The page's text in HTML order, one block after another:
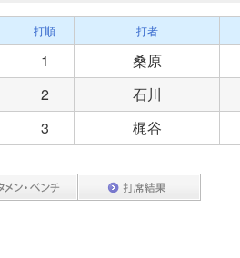
打順 打者
1
桑原
2
石川
3 梶谷